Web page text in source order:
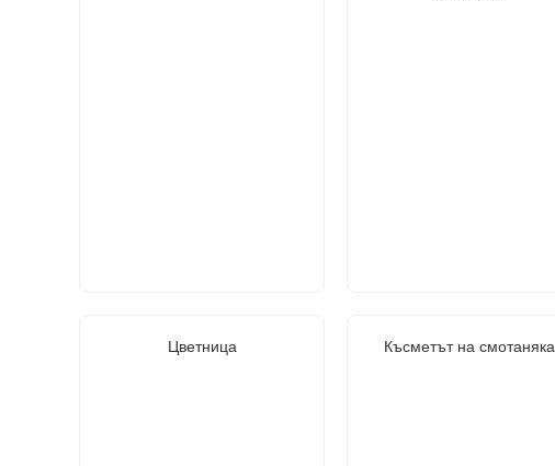
Цветница Късметът на смотаняка